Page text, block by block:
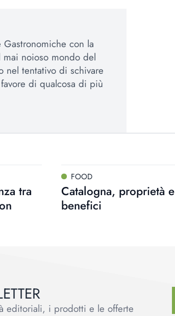
con la
noioso mondo del
nel tentativo di schivare
di qualcosa di più
tra
FOOD
Catalogna, proprietà e
benefici
editoriali, i prodotti e le offerte